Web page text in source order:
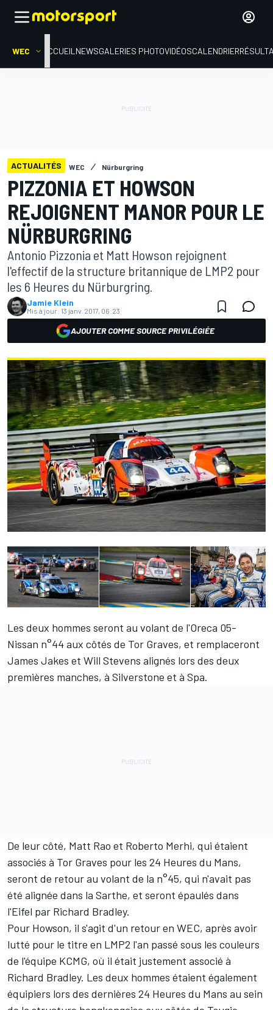
WEC ACCUEIL NEWSGALERIES PHOTOVIDÉOSCALENDRIER
ACTUALITÉS WEC Nürburgring
PIZZONIA ET HOWSON
REJOIGNENT MANOR POUR LE
NÜRBURGRING
Antonio Pizzonia et Matt Howson rejoignent
l'effectif de la structure britannique de LMP2 pour
les 6 Heures du Nürburgring.
Jamie Klein
Mis à jour: 13 janv. 2017, 06:23
AJOUTER COMME SOURCE PRIVILÉGIÉE
Les deux hommes seront au volant de l'Oreca 05-
Nissan n°44 aux côtés de Tor Graves, et remplaceront
James Jakes et Will Stevens alignés lors des deux
premières manches, à Silverstone et à Spa.
De leur côté, Matt Rao et Roberto Merhi, qui étaient
associés à Tor Graves pour les 24 Heures du Mans,
seront de retour au volant de la n°45, qui n'avait pas
été alignée dans la Sarthe, et seront épaulés dans
l'Eifel par Richard Bradley.
Pour Howson, il s'agit d'un retour en WEC, après avoir
lutté pour le titre en LMP2 l'an passé sous les couleurs
de l'équipe KCMG, où il était justement associé à
Richard Bradley. Les deux hommes étaient également
équipiers lors des dernières 24 Heures du Mans au sein